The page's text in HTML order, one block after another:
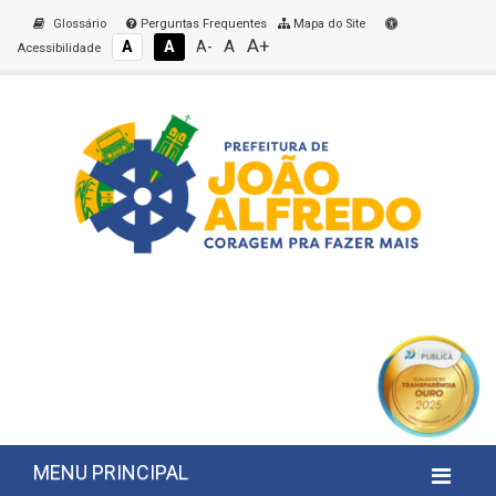
Glossário Perguntas Frequentes
Mapa do Site
Acessibilidade
A A A- A A+
MENU PRINCIPAL